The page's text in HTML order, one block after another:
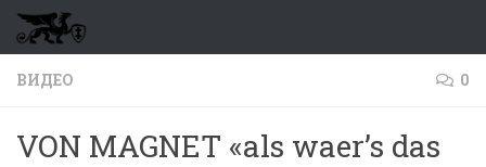
Перейти к содержимому
ВИДЕО 0
VON MAGNET «als waer’s das